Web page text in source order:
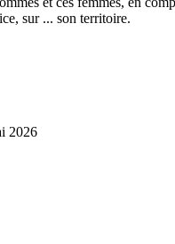
sur ... son territoire.
2026